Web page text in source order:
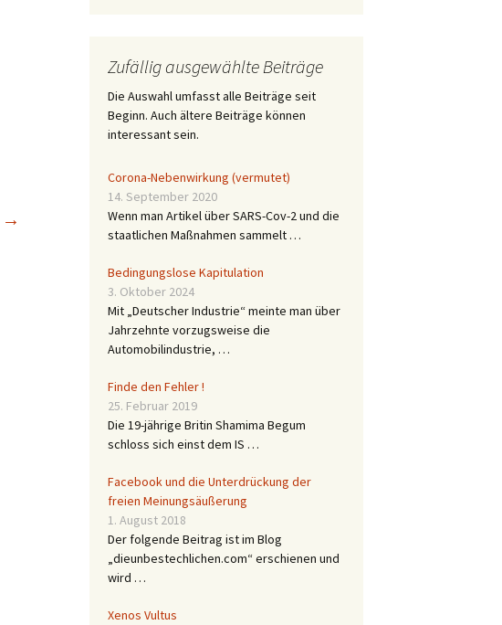
→
Zufällig ausgewählte Beiträge
Die Auswahl umfasst alle Beiträge seit
Beginn. Auch ältere Beiträge können
interessant sein.
Corona-Nebenwirkung (vermutet)
14. September 2020
Wenn man Artikel über SARS-Cov-2 und die
staatlichen Maßnahmen sammelt …
Bedingungslose Kapitulation
3. Oktober 2024
Mit „Deutscher Industrie“ meinte man über
Jahrzehnte vorzugsweise die
Automobilindustrie, …
Finde den Fehler !
25. Februar 2019
Die 19-jährige Britin Shamima Begum
schloss sich einst dem IS …
Facebook und die Unterdrückung der
freien Meinungsäußerung
1. August 2018
Der folgende Beitrag ist im Blog
„dieunbestechlichen.com“ erschienen und
wird …
Xenos Vultus